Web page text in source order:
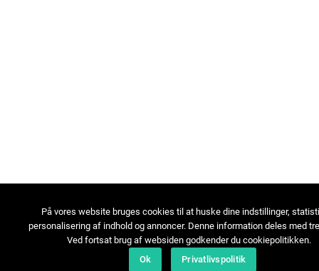
På vores website bruges cookies til at huske dine indstillinger,
personalisering af indhold og annoncer. Denne information deles med
Ved fortsat brug af websiden godkender du cookiepolitikken.
Ok
Privatlivspolitik